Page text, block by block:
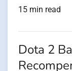
15 min read
Dota 2